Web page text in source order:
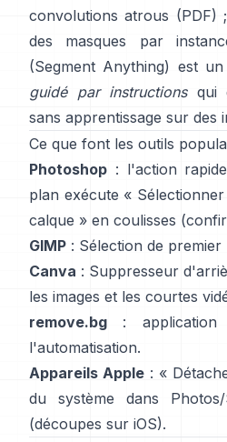
convolutions atrous (PDF) ;
des masques par
(Segment Anything) est un
guidé par instructionsqui
sans apprentissage sur des
Ce que font les outils
Photoshop : l'action rapide
plan exécute «
calque » en coulisses (
GIMP : Sélection de premier
Canva : Suppresseur
les images et les courtes
remove.bg :
l'automatisation.
Appareils Apple : «
du système dans
(découpes sur iOS).